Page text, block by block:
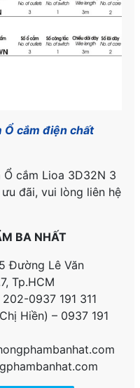
Ổ cắm điện chất
Ổ cắm Lioa 3D32N 3
đãi, vui lòng liên hệ
BA NHẤT
Đường Lê Văn
Tp.HCM
0937 191 311
Hiền) – 0937 191